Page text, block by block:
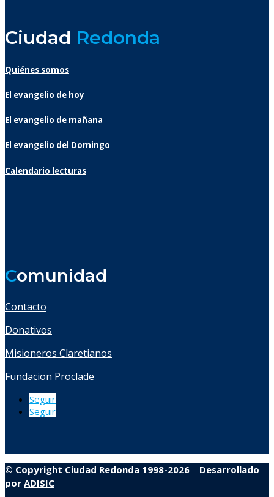
Ciudad Redonda
Quiénes somos
El evangelio de hoy
El evangelio de mañana
El evangelio del Domingo
Calendario lecturas
Comunidad
Contacto
Donativos
Misioneros Claretianos
Fundacion Proclade
Seguir
Seguir
© Copyright Ciudad Redonda 1998-2026 – Desarrollado
por ADISIC